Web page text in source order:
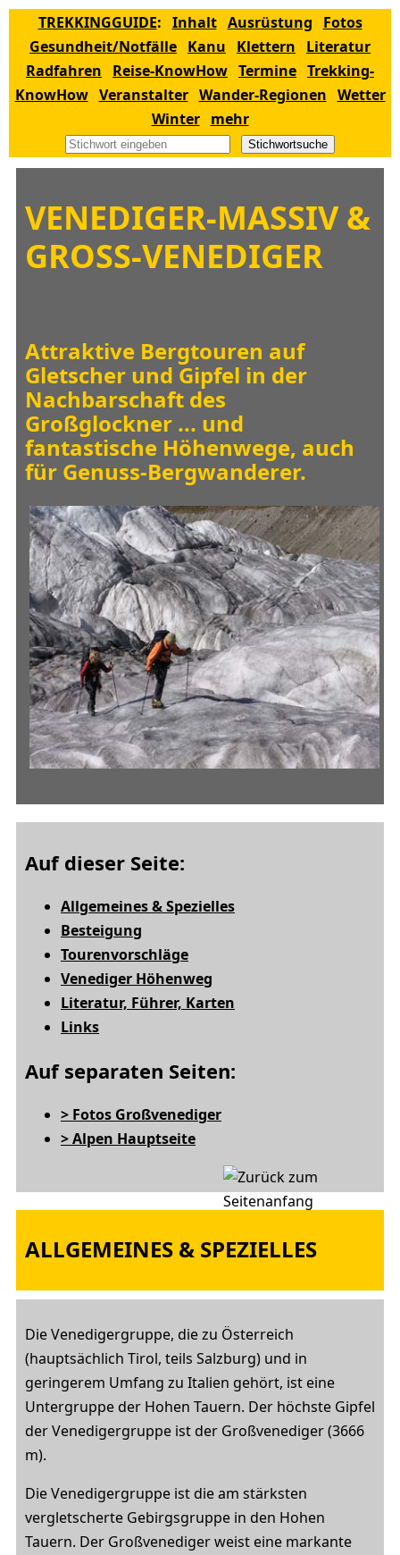
TREKKINGGUIDE: Inhalt Ausrüstung
Fotos
Gesundheit/Notfälle Kanu Klettern
Literatur
Radfahren
Reise-KnowHow Termine Trekking-
KnowHow Veranstalter Wander-Regionen Wetter
Winter
mehr
Stichwortsuche
VENEDIGER-MASSIV &
GROSS-VENEDIGER
Attraktive Bergtouren auf
Gletscher und Gipfel in der
Nachbarschaft des
Großglockner ... und
fantastische Höhenwege, auch
für Genuss-Bergwanderer.
Auf dieser Seite:
Allgemeines & Spezielles
Besteigung
Tourenvorschläge
Venediger Höhenweg
Literatur, Führer, Karten
Links
Auf separaten Seiten:
> Fotos Großvenediger
> Alpen Hauptseite
ALLGEMEINES & SPEZIELLES
Die Venedigergruppe, die zu Österreich
(hauptsächlich Tirol, teils Salzburg) und in
geringerem Umfang zu Italien gehört, ist eine
Untergruppe der Hohen Tauern. Der höchste Gipfel
der Venedigergruppe ist der Großvenediger (3666
m).
Die Venedigergruppe ist die am stärksten
vergletscherte Gebirgsgruppe in den Hohen
Tauern. Der Großvenediger weist eine markante